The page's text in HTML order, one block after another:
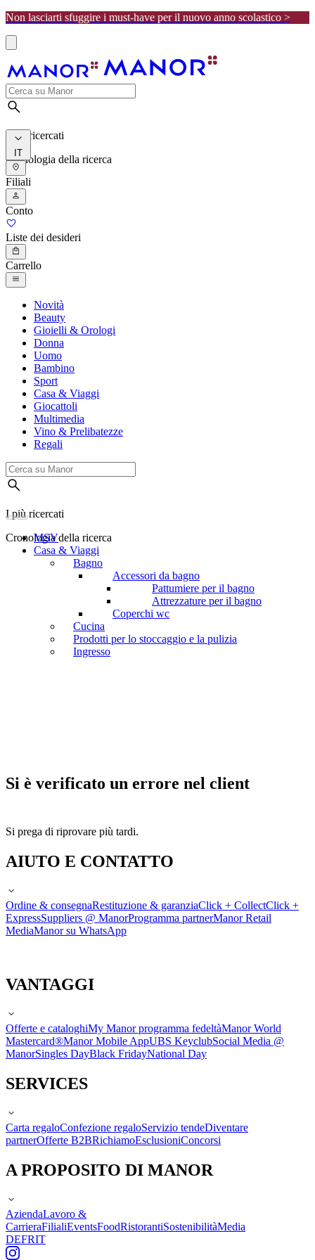
Non lasciarti sfuggire i must-have per il nuovo anno scolastico >
I più ricercati
Cronologia della ricerca
IT
Filiali
Conto
Liste dei desideri
Carrello
Novità
Beauty
Gioielli & Orologi
Donna
Uomo
Bambino
Sport
Casa & Viaggi
Giocattoli
Multimedia
Vino & Prelibatezze
Regali
I più ricercati
Cronologia della ricerca
MSV
Casa & Viaggi
Bagno
Accessori da bagno
Pattumiere per il bagno
Attrezzature per il bagno
Coperchi wc
Cucina
Prodotti per lo stoccaggio e la pulizia
Ingresso
Si è verificato un errore nel client
Si prega di riprovare più tardi.
AIUTO E CONTATTO
Ordine & consegnaRestituzione & garanziaClick + CollectClick +
ExpressSuppliers @ ManorProgramma partnerManor Retail
MediaManor su WhatsApp
VANTAGGI
Offerte e cataloghiMy Manor programma fedeltàManor World
Mastercard®Manor Mobile AppUBS KeyclubSocial Media @
ManorSingles DayBlack FridayNational Day
SERVICES
Carta regaloConfezione regaloServizio tendeDiventare
partnerOfferte B2BRichiamoEsclusioniConcorsi
A PROPOSITO DI MANOR
AziendaLavoro &
CarrieraFilialiEventsFoodRistorantiSostenibilitàMedia
DEFRIT